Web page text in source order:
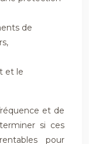
de
et le
et de
si ces
pour